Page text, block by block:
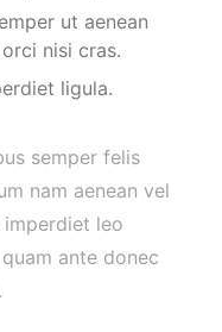
ut aenean
nisi cras.
ligula.
semper felis
nam aenean vel
leo
ante donec